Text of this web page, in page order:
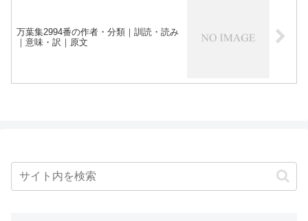
万葉集2994番の作者・分類｜訓読・読み
｜意味・訳｜原文